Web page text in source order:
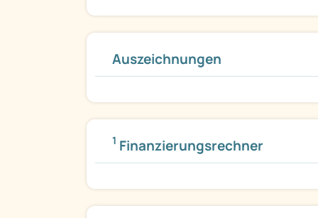
Auszeichnungen
1 Finanzierungsrechner